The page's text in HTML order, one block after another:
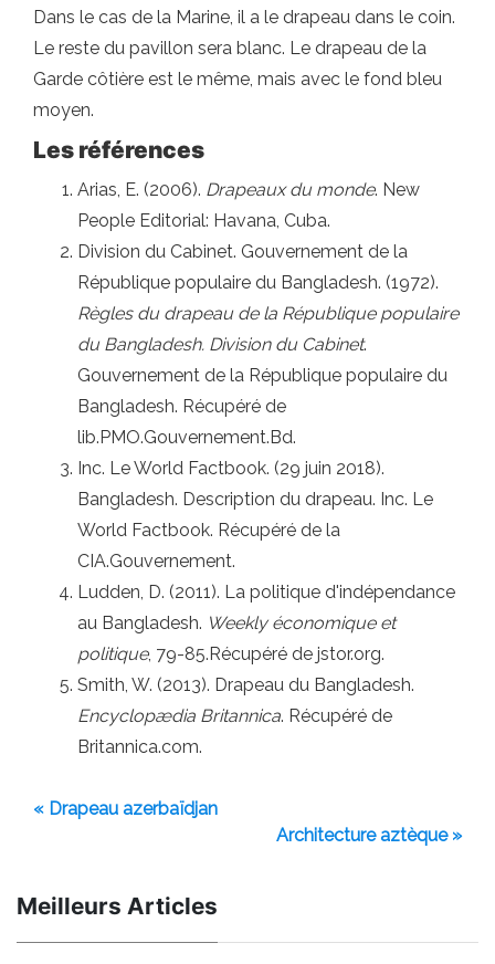
Dans le cas de la Marine, il a le drapeau dans le coin.
Le reste du pavillon sera blanc. Le drapeau de la
Garde côtière est le même, mais avec le fond bleu
moyen.
Les références
Arias, E. (2006). Drapeaux du monde. New
People Editorial: Havana, Cuba.
Division du Cabinet. Gouvernement de la
République populaire du Bangladesh. (1972).
Règles du drapeau de la République populaire
du Bangladesh. Division du Cabinet.
Gouvernement de la République populaire du
Bangladesh. Récupéré de
lib.PMO.Gouvernement.Bd.
Inc. Le World Factbook. (29 juin 2018).
Bangladesh. Description du drapeau. Inc. Le
World Factbook. Récupéré de la
CIA.Gouvernement.
Ludden, D. (2011). La politique d'indépendance
au Bangladesh. Weekly économique et
politique, 79-85.Récupéré de jstor.org.
Smith, W. (2013). Drapeau du Bangladesh.
Encyclopædia Britannica. Récupéré de
Britannica.com.
« Drapeau azerbaïdjan
Architecture aztèque »
Meilleurs Articles